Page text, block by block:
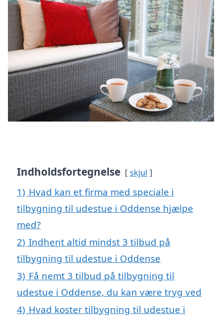
Indholdsfortegnelse skjul
1) Hvad kan et firma med speciale i
tilbygning til udestue i Oddense hjælpe
med?
2) Indhent altid mindst 3 tilbud på
tilbygning til udestue i Oddense
3) Få nemt 3 tilbud på tilbygning til
udestue i Oddense, du kan være tryg ved
4) Hvad koster tilbygning til udestue i